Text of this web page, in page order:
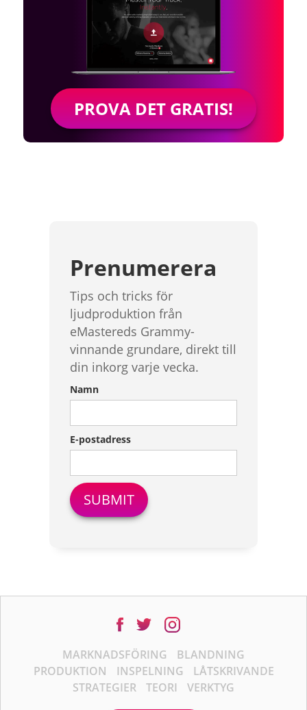
PROVA DET GRATIS!
Prenumerera
Tips och tricks för
ljudproduktion från
eMastereds Grammy-
vinnande grundare, direkt till
din inkorg varje vecka.
Namn
E-postadress
MARKNADSFÖRING
BLANDNING
PRODUKTION
INSPELNING
LÅTSKRIVANDE
STRATEGIER
TEORI VERKTYG